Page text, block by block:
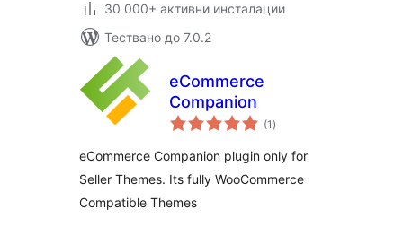
30 000+ активни инсталации
Тествано до 7.0.2
eCommerce
Companion
(1 общо
оценки
)
eCommerce Companion plugin only for
Seller Themes. Its fully WooCommerce
Compatible Themes